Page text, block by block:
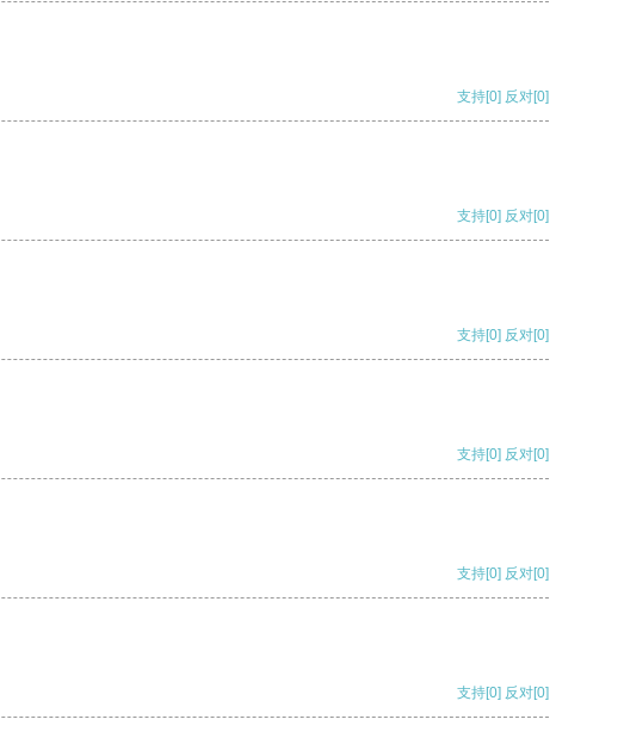
支持[0] 反对[0]
支持[0] 反对[0]
支持[0] 反对[0]
支持[0] 反对[0]
支持[0] 反对[0]
支持[0] 反对[0]